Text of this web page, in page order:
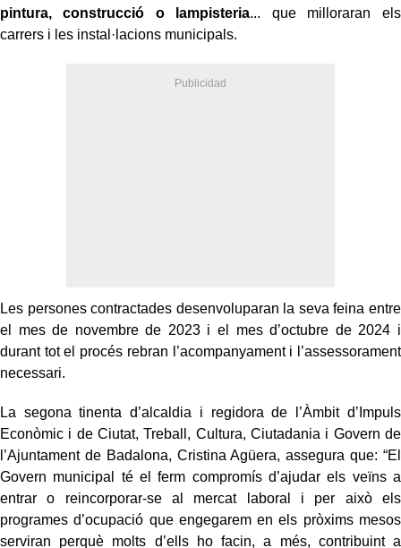
pintura, construcció o lampisteria... que milloraran els
carrers i les instal·lacions municipals.
Les persones contractades desenvoluparan la seva feina entre
el mes de novembre de 2023 i el mes d’octubre de 2024 i
durant tot el procés rebran l’acompanyament i l’assessorament
necessari.
La segona tinenta d’alcaldia i regidora de l’Àmbit d’Impuls
Econòmic i de Ciutat, Treball, Cultura, Ciutadania i Govern de
l’Ajuntament de Badalona, Cristina Agüera, assegura que: “El
Govern municipal té el ferm compromís d’ajudar els veïns a
entrar o reincorporar-se al mercat laboral i per això els
programes d’ocupació que engegarem en els pròxims mesos
serviran perquè molts d’ells ho facin, a més, contribuint a